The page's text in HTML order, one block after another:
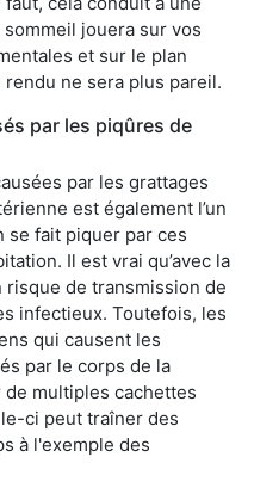
jouera sur vos
et sur le plan
ne sera plus pareil.
par les piqûres de
par les grattages
est également l’un
se fait piquer par ces
Il est vrai qu’avec la
risque de transmission de
infectieux. Toutefois, les
qui causent les
par le corps de la
de multiples cachettes
ci peut traîner des
à l'exemple des